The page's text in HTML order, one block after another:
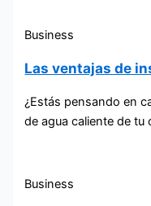
Business
Las ventajas de
¿Estás pensando en
de agua caliente de tu
Business